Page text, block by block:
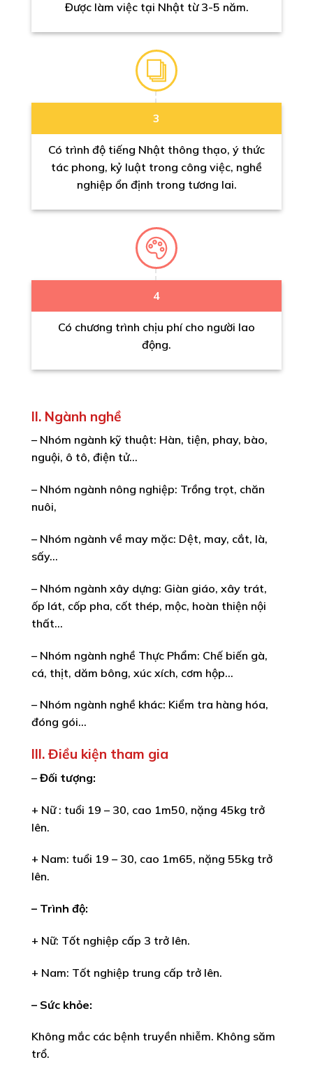
Được làm việc tại Nhật từ 3-5 năm.
3
Có trình độ tiếng Nhật thông thạo, ý thức
tác phong, kỷ luật trong công việc, nghề
nghiệp ổn định trong tương lai.
4
Có chương trình chịu phí cho người lao
động.
II. Ngành nghề
– Nhóm ngành kỹ thuật: Hàn, tiện, phay, bào,
nguội, ô tô, điện tử…
– Nhóm ngành nông nghiệp: Trồng trọt, chăn
nuôi,
– Nhóm ngành về may mặc: Dệt, may, cắt, là,
sấy…
– Nhóm ngành xây dựng: Giàn giáo, xây trát,
ốp lát, cốp pha, cốt thép, mộc, hoàn thiện nội
thất…
– Nhóm ngành nghề Thực Phẩm: Chế biến gà,
cá, thịt, dăm bông, xúc xích, cơm hộp…
– Nhóm ngành nghề khác: Kiểm tra hàng hóa,
đóng gói…
III. Điều kiện tham gia
–Đối tượng:
+ Nữ : tuổi 19 – 30, cao 1m50, nặng 45kg trở
lên.
+ Nam: tuổi 19 – 30, cao 1m65, nặng 55kg trở
lên.
– Trình độ:
+ Nữ: Tốt nghiệp cấp 3 trở lên.
+ Nam: Tốt nghiệp trung cấp trở lên.
– Sức khỏe:
Không mắc các bệnh truyền nhiễm. Không săm
trổ.